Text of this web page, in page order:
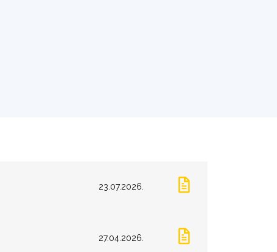
23.07.2026.
27.04.2026.